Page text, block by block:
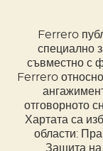
Ferrero
специално
съвместно с
Ferrero
отговорното
Хартата са
области:
Защита на